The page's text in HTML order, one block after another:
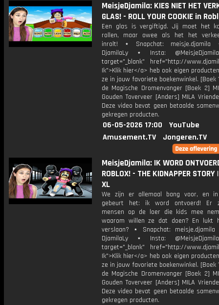
MeisjeDjamila: KIES NIET HET
GLAS! - ROLL YOUR COOKIE in
Een glas is vergiftigd. Jij moet het
rollen, maar owee als het het
inrolt! ⋆ Snapchat: meisje.djamila
DjamilaLy ⋆ Insta:
target="_blank" href="http://
Ik">Klik hier</a> heb ook eigen
ze in jouw favoriete boekenwinkel. [Boek
de Magische Dromenvanger [Boek 2]
Gouden Toverveer [Anders] MILA
Deze video bevat geen betaalde
gekregen producten.
06-05-2026 17:00
YouTube
Amusement.TV
Jongeren.TV
MeisjeDjamila: IK WORD
ROBLOX! - THE KIDNAPPER
XL
We zijn er allemaal bang voor, en
gebeurt het: ik word ontvoerd! Er
mensen op de loer die kids mee
waarom willen ze dat doen? En lukt
verslaan? ⋆ Snapchat: meisje.djamila
DjamilaLy ⋆ Insta:
target="_blank" href="http://
Ik">Klik hier</a> heb ook eigen
ze in jouw favoriete boekenwinkel. [Boek
de Magische Dromenvanger [Boek 2]
Gouden Toverveer [Anders] MILA
Deze video bevat geen betaalde
gekregen producten.